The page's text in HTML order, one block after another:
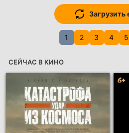
Загрузить
1 2 3 4 5
СЕЙЧАС В КИНО